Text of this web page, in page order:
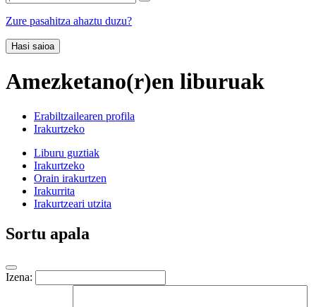
Zure pasahitza ahaztu duzu?
Hasi saioa
Amezketano(r)en liburuak
Erabiltzailearen profila
Irakurtzeko
Liburu guztiak
Irakurtzeko
Orain irakurtzen
Irakurrita
Irakurtzeari utzita
Sortu apala
Izena: